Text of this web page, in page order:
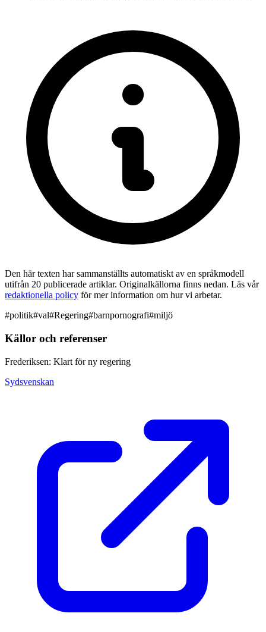
Den här texten har sammanställts automatiskt av en språkmodell
utifrån 20 publicerade artiklar. Originalkällorna finns nedan. Läs vår
redaktionella policy för mer information om hur vi arbetar.
#politik#val#Regering#barnpornografi#miljö
Källor och referenser
Frederiksen: Klart för ny regering
Sydsvenskan